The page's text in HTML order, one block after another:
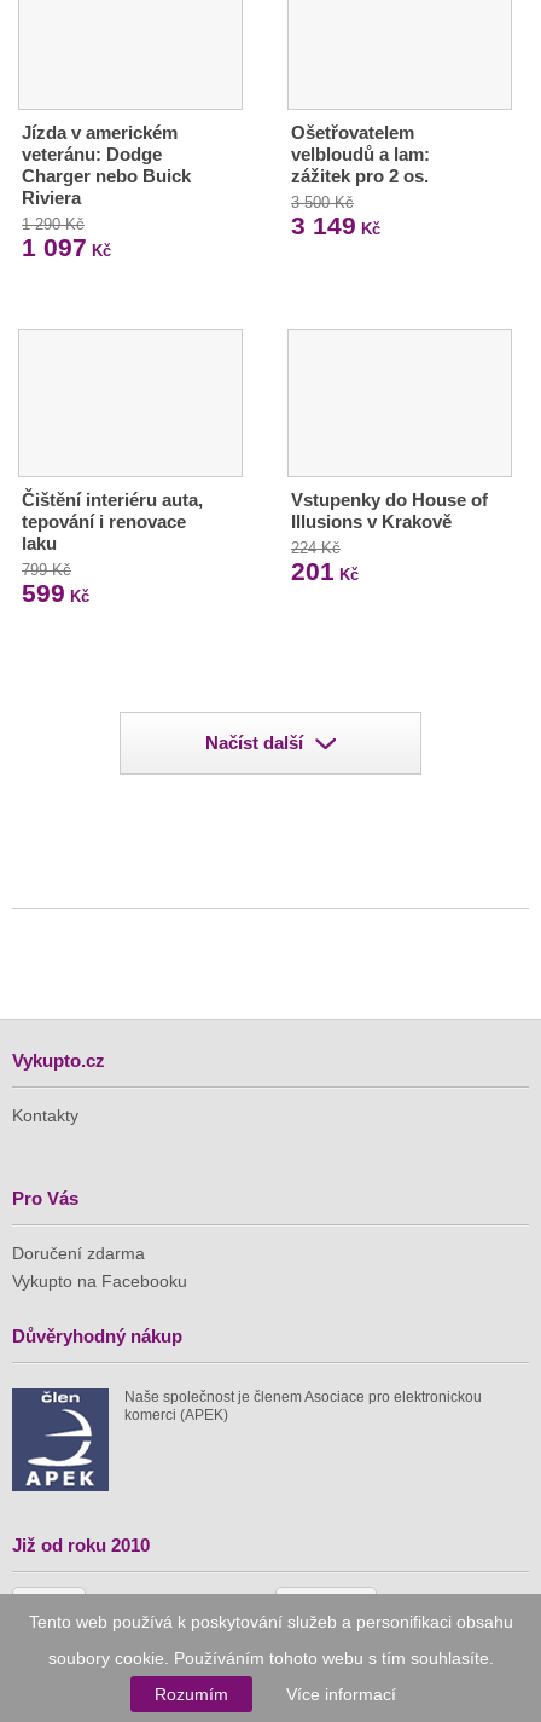
Tento web používá k poskytování služeb a personifikaci obsahu
soubory cookie. Používáním tohoto webu s tím souhlasíte.
Rozumím
Více informací
Jízda v americkém
veteránu: Dodge
Charger nebo Buick
Riviera
1 290 Kč
1 097 Kč
Ošetřovatelem
velbloudů a lam:
zážitek pro 2 os.
3 500 Kč
3 149 Kč
Čištění interiéru auta,
tepování i renovace
laku
799 Kč
599 Kč
Vstupenky do House of
Illusions v Krakově
224 Kč
201 Kč
Načíst další
Vykupto.cz
Kontakty
Pro Vás
Doručení zdarma
Vykupto na Facebooku
Důvěryhodný nákup
Naše společnost je členem Asociace pro elektronickou
komerci (APEK)
Již od roku 2010